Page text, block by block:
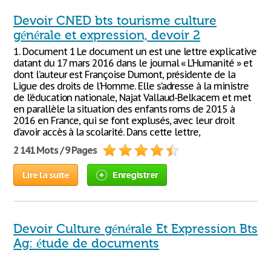
Devoir CNED bts tourisme culture
générale et expression, devoir 2
1. Document 1 Le document un est une lettre explicative
datant du 17 mars 2016 dans le journal « L’Humanité » et
dont l’auteur est Françoise Dumont, présidente de la
Ligue des droits de l’Homme. Elle s’adresse à la ministre
de l’éducation nationale, Najat Vallaud-Belkacem et met
en parallèle la situation des enfants roms de 2015 à
2016 en France, qui se font explusés, avec leur droit
d’avoir accès à la scolarité. Dans cette lettre,
2 141 Mots / 9 Pages
Lire la suite Enregistrer
Devoir Culture générale Et Expression Bts
Ag: étude de documents